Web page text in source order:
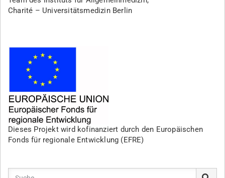
Charité – Universitätsmedizin Berlin
Dieses Projekt wird kofinanziert durch den Europäischen
Fonds für regionale Entwicklung (EFRE)